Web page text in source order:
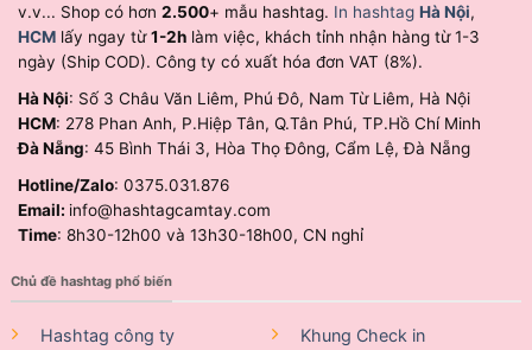
v.v... Shop có hơn 2.500+ mẫu hashtag. In hashtag Hà Nội,
HCM lấy ngay từ1-2h làm việc, khách tỉnh nhận hàng từ 1-3
ngày (Ship COD). Công ty có xuất hóa đơn VAT (8%).
Hà Nội: Số 3 Châu Văn Liêm, Phú Đô, Nam Từ Liêm, Hà Nội
HCM: 278 Phan Anh, P.Hiệp Tân, Q.Tân Phú, TP.Hồ Chí Minh
Đà Nẵng: 45 Bình Thái 3, Hòa Thọ Đông, Cẩm Lệ, Đà Nẵng
Hotline/Zalo: 0375.031.876
Email: info@hashtagcamtay.com
Time: 8h30-12h00 và 13h30-18h00, CN nghỉ
Chủ đề hashtag phổ biến
Hashtag công ty Khung Check in